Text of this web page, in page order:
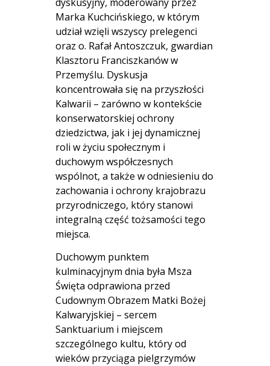
Marka Kuchcińskiego, w którym
udział wzięli wszyscy prelegenci
oraz o. Rafał Antoszczuk, gwardian
Klasztoru Franciszkanów w
Przemyślu. Dyskusja
koncentrowała się na przyszłości
Kalwarii – zarówno w kontekście
konserwatorskiej ochrony
dziedzictwa, jak i jej dynamicznej
roli w życiu społecznym i
duchowym współczesnych
wspólnot, a także w odniesieniu do
zachowania i ochrony krajobrazu
przyrodniczego, który stanowi
integralną część tożsamości tego
miejsca.
Duchowym punktem
kulminacyjnym dnia była Msza
Święta odprawiona przed
Cudownym Obrazem Matki Bożej
Kalwaryjskiej – sercem
Sanktuarium i miejscem
szczególnego kultu, który od
wieków przyciąga pielgrzymów